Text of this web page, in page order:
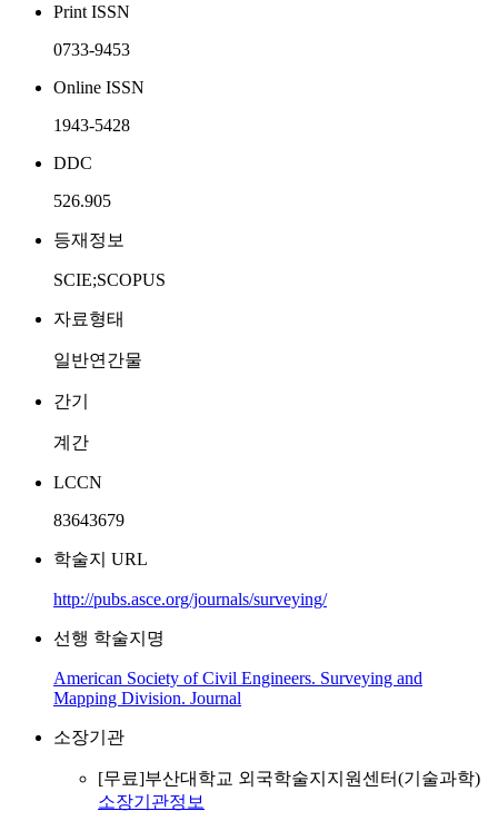
Print ISSN
0733-9453
Online ISSN
1943-5428
DDC
526.905
등재정보
SCIE;SCOPUS
자료형태
일반연간물
간기
계간
LCCN
83643679
학술지 URL
http://pubs.asce.org/journals/surveying/
선행 학술지명
American Society of Civil Engineers. Surveying and
Mapping Division. Journal
소장기관
[무료]부산대학교 외국학술지지원센터(기술과학)
소장기관정보